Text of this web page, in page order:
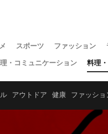
スポーツ ファッション
・コミュニケーション
料理
アウトドア 健康 ファッショ